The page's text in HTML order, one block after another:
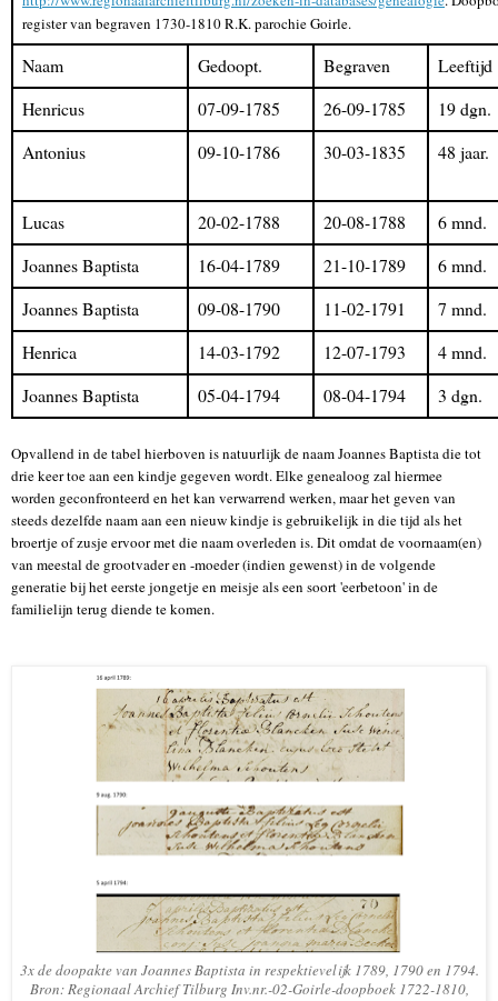
register van begraven 1730-1810 R.K. parochie Goirle.
Naam Gedoopt. Begraven
Leeftijd
Henricus
07-09-1785 26-09-1785
19 dgn.
Antonius
09-10-1786 30-03-1835 48 jaar.
Lucas 20-02-1788 20-08-1788
6 mnd.
Joannes Baptista
16-04-1789 21-10-1789
6 mnd.
Joannes Baptista
09-08-1790 11-02-1791
7 mnd.
Henrica
14-03-1792 12-07-1793
4 mnd.
Joannes Baptista
05-04-1794 08-04-1794 3 dgn.
Opvallend in de tabel hierboven is natuurlijk de naam Joannes Baptista die tot
drie keer toe aan een kindje gegeven wordt. Elke genealoog zal hiermee
worden geconfronteerd en het kan verwarrend werken, maar het geven van
steeds dezelfde naam aan een nieuw kindje is gebruikelijk in die tijd als het
broertje of zusje ervoor met die naam overleden is. Dit omdat de voornaam(en)
van meestal de grootvader en -moeder (indien gewenst) in de volgende
generatie bij het eerste jongetje en meisje als een soort 'eerbetoon' in de
familielijn terug diende te komen.
3x de doopakte van Joannes Baptista in respektievelijk 1789, 1790 en 1794.
Bron: Regionaal Archief Tilburg Inv.nr.-02-Goirle-doopboek 1722-1810,